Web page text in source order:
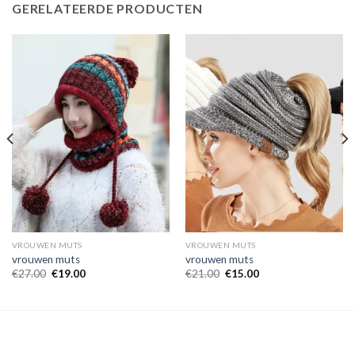
GERELATEERDE PRODUCTEN
VROUWEN MUTS
vrouwen muts
€27.00 €19.00
VROUWEN MUTS
vrouwen muts
€21.00 €15.00